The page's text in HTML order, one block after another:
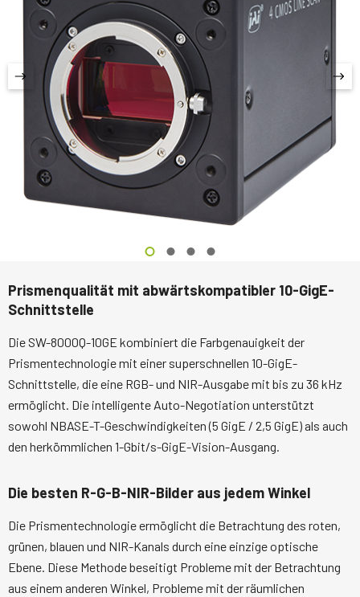
Prismenqualität mit abwärtskompatibler 10-GigE-
Schnittstelle
Die SW-8000Q-10GE kombiniert die Farbgenauigkeit der
Prismentechnologie mit einer superschnellen 10-GigE-
Schnittstelle, die eine RGB- und NIR-Ausgabe mit bis zu 36 kHz
ermöglicht. Die intelligente Auto-Negotiation unterstützt
sowohl NBASE-T-Geschwindigkeiten (5 GigE / 2,5 GigE) als auch
den herkömmlichen 1-Gbit/s-GigE-Vision-Ausgang.
Die besten R-G-B-NIR-Bilder aus jedem Winkel
Die Prismentechnologie ermöglicht die Betrachtung des roten,
grünen, blauen und NIR-Kanals durch eine einzige optische
Ebene. Diese Methode beseitigt Probleme mit der Betrachtung
aus einem anderen Winkel, Probleme mit der räumlichen